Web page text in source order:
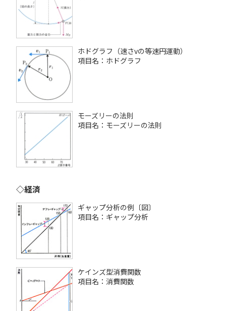
ホドグラフ（速さvの等速円運動）
項目名：ホドグラフ
モーズリーの法則
項目名：モーズリーの法則
◇経済
ギャップ分析の例〔図〕
項目名：ギャップ分析
ケインズ型消費関数
項目名：消費関数